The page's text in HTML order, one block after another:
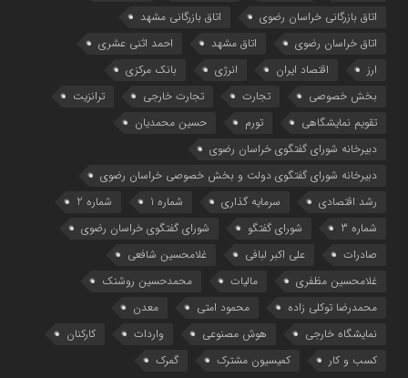
اتاق بازرگانی خراسان رضوی
اتاق بازرگانی مشهد
اتاق خراسان رضوی
اتاق مشهد
احمد اثنی عشری
ارز
اقتصاد ایران انرژی
بانک مرکزی
بخش خصوصی
تجارت تجارت خارجی
ترانزیت
تقویم نمایشگاهی
تورم
حسین محمدیان
دبیرخانه شورای گفتگوی خراسان رضوی
دبیرخانه شورای گفتگوی دولت و بخش خصوصی خراسان رضوی
رشد اقتصادی
سرمایه گذاری شماره 1
شماره 2
شماره 3
شورای گفتگو
شورای گفتگوی خراسان رضوی
صادرات
علی اکبر لبافی
غلامحسین شافعی
غلامحسین مظفری
مالیات
محمدحسین روشنک
محمدرضا توکلی زاده
محمود امتی
معدن
نمایشگاه خارجی
هوش مصنوعی واردات
کارکنان
کسب و کار
کمیسیون مشترک گمرک